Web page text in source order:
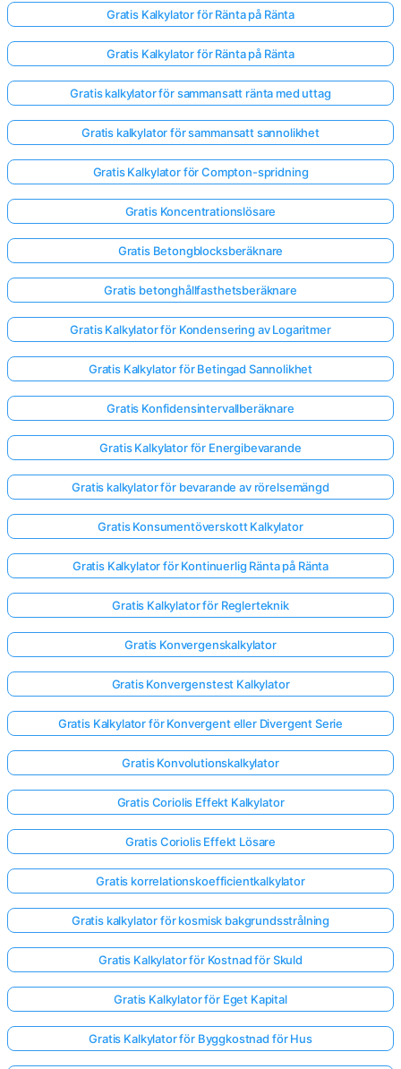
Gratis Kalkylator för Ränta på Ränta
Gratis Kalkylator för Ränta på Ränta
Gratis kalkylator för sammansatt ränta med uttag
Gratis kalkylator för sammansatt sannolikhet
Gratis Kalkylator för Compton-spridning
Gratis Koncentrationslösare
Gratis Betongblocksberäknare
Gratis betonghållfasthetsberäknare
Gratis Kalkylator för Kondensering av Logaritmer
Gratis Kalkylator för Betingad Sannolikhet
Gratis Konfidensintervallberäknare
Gratis Kalkylator för Energibevarande
Gratis kalkylator för bevarande av rörelsemängd
Gratis Konsumentöverskott Kalkylator
Gratis Kalkylator för Kontinuerlig Ränta på Ränta
Gratis Kalkylator för Reglerteknik
Gratis Konvergenskalkylator
Gratis Konvergenstest Kalkylator
Gratis Kalkylator för Konvergent eller Divergent Serie
Gratis Konvolutionskalkylator
Gratis Coriolis Effekt Kalkylator
Gratis Coriolis Effekt Lösare
Gratis korrelationskoefficientkalkylator
Gratis kalkylator för kosmisk bakgrundsstrålning
Gratis Kalkylator för Kostnad för Skuld
Gratis Kalkylator för Eget Kapital
Gratis Kalkylator för Byggkostnad för Hus